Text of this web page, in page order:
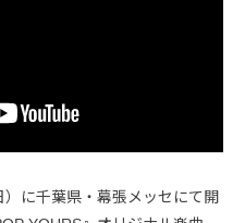
に千葉県・幕張メッセにて開